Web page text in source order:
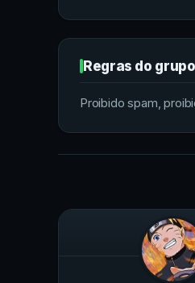
Regras do grupo
Proibido spam,